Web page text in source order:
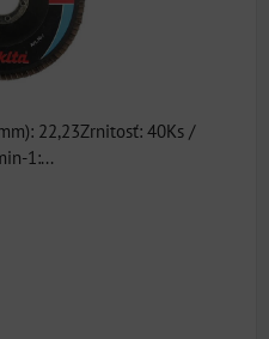
22,23Zrnitosť: 40Ks /
1:...